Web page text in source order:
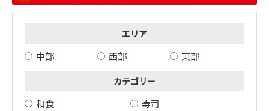
エリア
中部 西部 東部
カテゴリー
和食
寿司